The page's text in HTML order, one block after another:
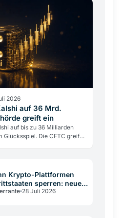
2026
auf 36 Mrd.
greift ein
auf bis zu 36 Milliarden
Glücksspiel. Die CFTC greift
Krypto-Plattformen
sperren: neues
28 Juli 2026